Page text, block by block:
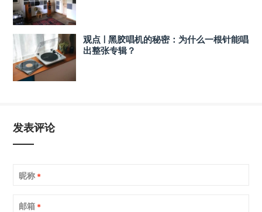
观点 | 黑胶唱机的秘密：为什么一根针能唱
出整张专辑？
发表评论
昵称 *
邮箱 *